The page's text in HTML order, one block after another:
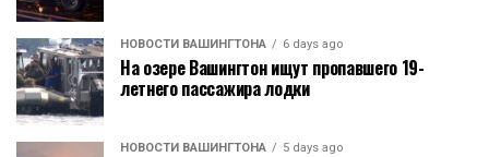
НОВОСТИ ВАШИНГТОНА 6 days ago
На озере Вашингтон ищут пропавшего 19-
летнего пассажира лодки
НОВОСТИ ВАШИНГТОНА 5 days ago